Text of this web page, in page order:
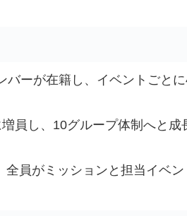
バーが在籍し、イベントごと
員し、10グループ体制へと成
員がミッションと担当イベ